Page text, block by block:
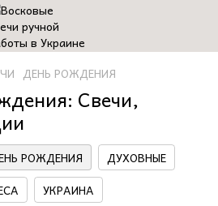
ДЕНЬ РОЖДЕНИЯ
Свечи,
РОЖДЕНИЯ
ДУХОВНЫЕ
УКРАИНА